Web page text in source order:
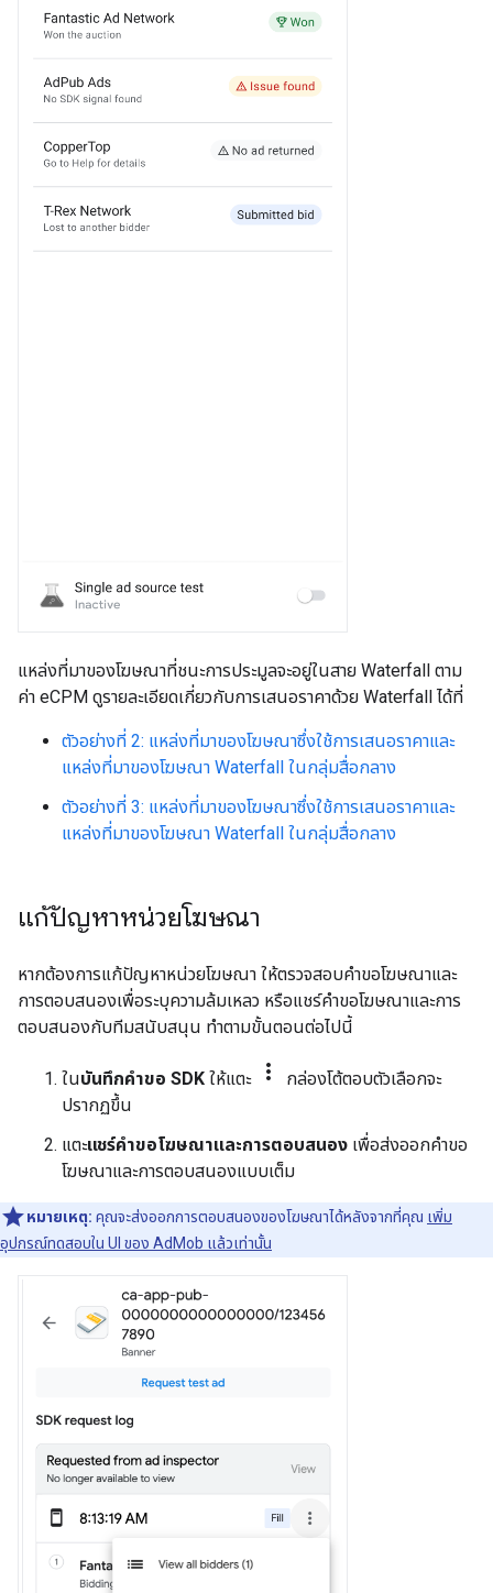
แหล่งที่มาของโฆษณาที่ชนะการประมูลจะอยู่ในสาย Waterfall ตาม
ค่า eCPM ดูรายละเอียดเกี่ยวกับการเสนอราคาด้วย Waterfall ได้ที่
ตัวอย่างที่ 2: แหล่งที่มาของโฆษณาซึ่งใช้การเสนอราคาและ
แหล่งที่มาของโฆษณา Waterfall ในกลุ่มสื่อกลาง
ตัวอย่างที่ 3: แหล่งที่มาของโฆษณาซึ่งใช้การเสนอราคาและ
แหล่งที่มาของโฆษณา Waterfall ในกลุ่มสื่อกลาง
แก้ปัญหาหน่วยโฆษณา
หากต้องการแก้ปัญหาหน่วยโฆษณา ให้ตรวจสอบคำขอโฆษณาและ
การตอบสนองเพื่อระบุความล้มเหลว หรือแชร์คำขอโฆษณาและการ
ตอบสนองกับทีมสนับสนุน ทำตามขั้นตอนต่อไปนี้
ในบันทึกคำขอ SDK ให้แตะ more_vert
กล่องโต้ตอบตัวเลือกจะ
ปรากฏขึ้น
แตะแชร์คำขอโฆษณาและการตอบสนอง เพื่อส่งออกคำขอ
โฆษณาและการตอบสนองแบบเต็ม
หมายเหตุ: คุณจะส่งออกการตอบสนองของโฆษณาได้หลังจากที่คุณ เพิ่ม
อุปกรณ์ทดสอบใน UI ของ AdMob แล้วเท่านั้น